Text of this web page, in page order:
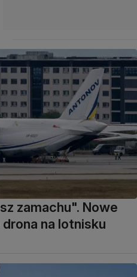
zamachu". Nowe
na lotnisku